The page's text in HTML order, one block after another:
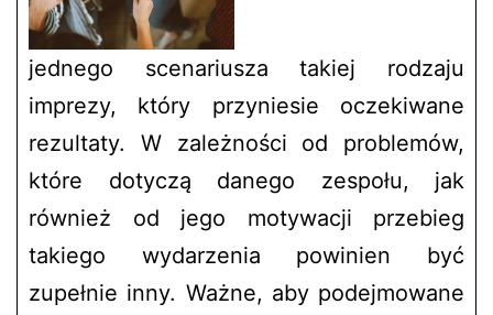
jednego scenariusza takiej rodzaju
imprezy, który przyniesie oczekiwane
rezultaty. W zależności od problemów,
które dotyczą danego zespołu, jak
również od jego motywacji przebieg
takiego wydarzenia powinien być
zupełnie inny. Ważne, aby podejmowane